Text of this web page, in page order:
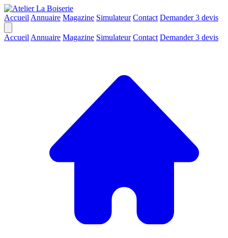
Accueil Annuaire Magazine Simulateur Contact Demander 3 devis
Accueil Annuaire Magazine Simulateur Contact Demander 3 devis